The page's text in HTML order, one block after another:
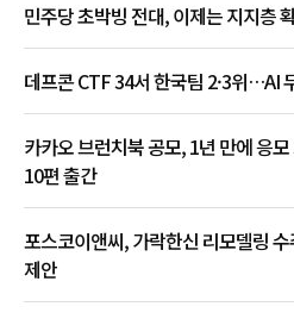
민주당 초박빙 전대, 이제는 지지층
데프콘 CTF 34서 한국팀 2·3위…AI
카카오 브런치북 공모, 1년 만에 응
10편 출간
포스코이앤씨, 가락한신 리모델링
제안